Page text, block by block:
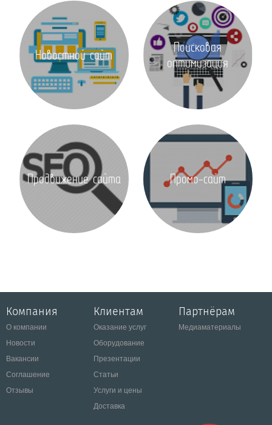
Новостной сайт
Поисковая
оптимизация
Продвижение сайта Промо-сайт
Компания
О компании
Новости
Вакансии
Соглашение
Отзывы
Клиентам
Оказание услуг
Оборудование
Презентации
Статьи
Услуги и цены
Доставка
Партнёрам
Медиаматериалы